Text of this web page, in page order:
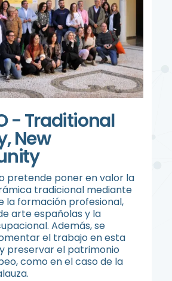
- Traditional
New
pretende poner en valor la
tradicional mediante
la formación profesional,
arte españolas y la
Además, se
el trabajo en esta
preservar el patrimonio
como en el caso de la